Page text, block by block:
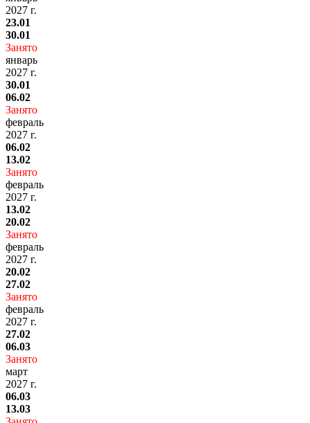
2027 г.
23.01
30.01
Занято
январь
2027 г.
30.01
06.02
Занято
февраль
2027 г.
06.02
13.02
Занято
февраль
2027 г.
13.02
20.02
Занято
февраль
2027 г.
20.02
27.02
Занято
февраль
2027 г.
27.02
06.03
Занято
март
2027 г.
06.03
13.03